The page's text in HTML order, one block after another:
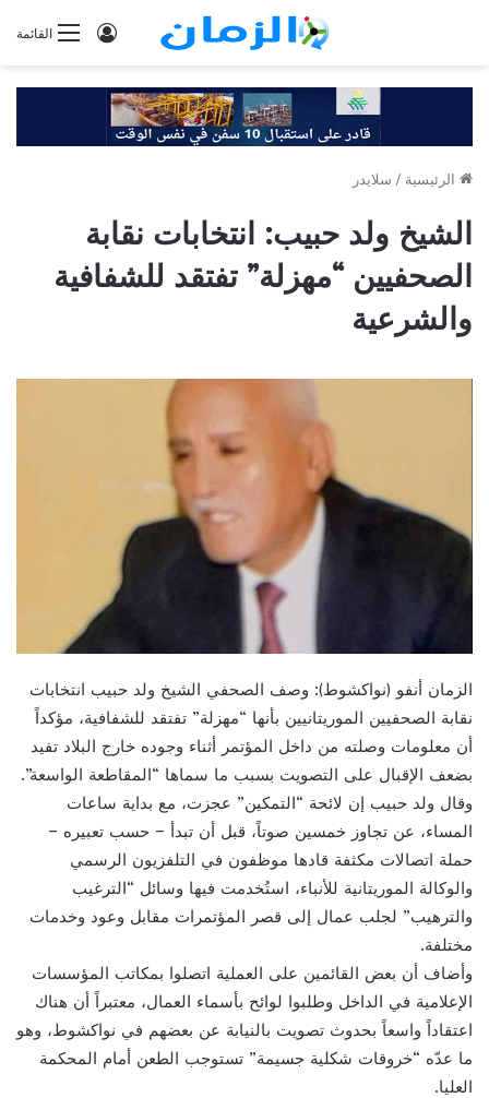
القائمةتسجيل
الرئيسية / سلايدر
الشيخ ولد حبيب: انتخابات نقابة
الصحفيين “مهزلة” تفتقد للشفافية
والشرعية
الزمان أنفو (نواكشوط): وصف الصحفي الشيخ ولد حبيب انتخابات
نقابة الصحفيين الموريتانيين بأنها “مهزلة” تفتقد للشفافية، مؤكداً
أن معلومات وصلته من داخل المؤتمر أثناء وجوده خارج البلاد تفيد
بضعف الإقبال على التصويت بسبب ما سماها “المقاطعة الواسعة”.
وقال ولد حبيب إن لائحة “التمكين” عجزت، مع بداية ساعات
المساء، عن تجاوز خمسين صوتاً، قبل أن تبدأ – حسب تعبيره –
حملة اتصالات مكثفة قادها موظفون في التلفزيون الرسمي
والوكالة الموريتانية للأنباء، استُخدمت فيها وسائل “الترغيب
والترهيب” لجلب عمال إلى قصر المؤتمرات مقابل وعود وخدمات
مختلفة.
وأضاف أن بعض القائمين على العملية اتصلوا بمكاتب المؤسسات
الإعلامية في الداخل وطلبوا لوائح بأسماء العمال، معتبراً أن هناك
اعتقاداً واسعاً بحدوث تصويت بالنيابة عن بعضهم في نواكشوط، وهو
ما عدّه “خروقات شكلية جسيمة” تستوجب الطعن أمام المحكمة
العليا.